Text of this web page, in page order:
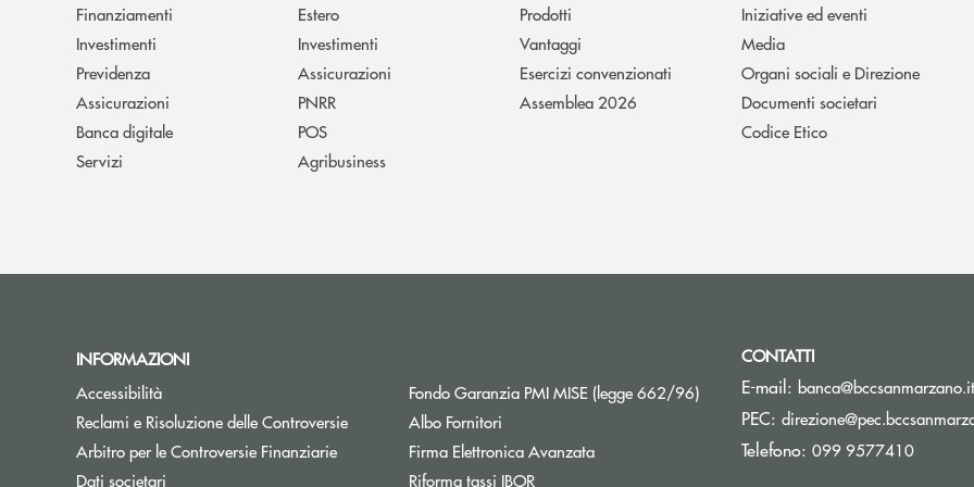
Finanziamenti
Investimenti
Previdenza
Assicurazioni
Banca digitale
Servizi
Estero
Investimenti
Assicurazioni
PNRR
POS
Agribusiness
Prodotti
Vantaggi
Esercizi convenzionati
Assemblea 2026
Iniziative ed eventi
Media
Organi sociali e Direzione
Documenti societari
Codice Etico
INFORMAZIONI
Accessibilità
Reclami e Risoluzione delle Controversie
Arbitro per le Controversie Finanziarie
Dati societari
Fondo Garanzia PMI MISE (legge 662/96)Apre una nuova finestra
Albo Fornitori
Firma Elettronica Avanzata
Riforma tassi IBOR
CONTATTI
E-mail: banca@bccsanmarzano.it
PEC:
Telefono: 099 9577410